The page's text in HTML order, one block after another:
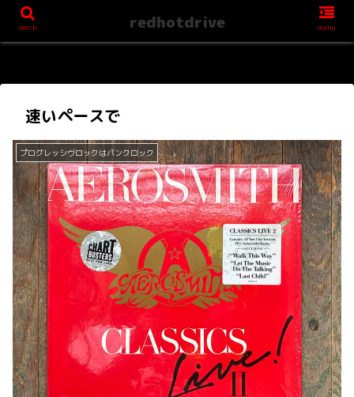
速いペースで
プログレッシヴロックはパンクロック
serch redhotdrive menu